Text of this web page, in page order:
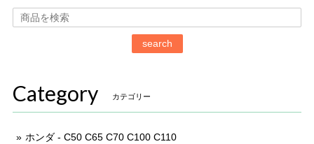
search
Category カテゴリー
ホンダ - C50 C65 C70 C100 C110